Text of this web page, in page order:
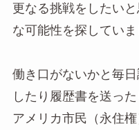
更なる挑戦をしたい
な可能性を探していま
働き口がないかと毎
したり履歴書を送っ
アメリカ市民（永住